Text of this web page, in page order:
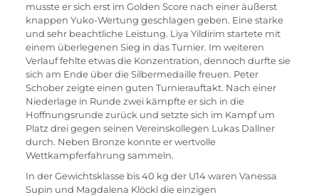
musste er sich erst im Golden Score nach einer äußerst
knappen Yuko-Wertung geschlagen geben. Eine starke
und sehr beachtliche Leistung. Liya Yildirim startete mit
einem überlegenen Sieg in das Turnier. Im weiteren
Verlauf fehlte etwas die Konzentration, dennoch durfte sie
sich am Ende über die Silbermedaille freuen. Peter
Schober zeigte einen guten Turnierauftakt. Nach einer
Niederlage in Runde zwei kämpfte er sich in die
Hoffnungsrunde zurück und setzte sich im Kampf um
Platz drei gegen seinen Vereinskollegen Lukas Dallner
durch. Neben Bronze konnte er wertvolle
Wettkampferfahrung sammeln.
In der Gewichtsklasse bis 40 kg der U14 waren Vanessa
Supin und Magdalena Klöckl die einzigen